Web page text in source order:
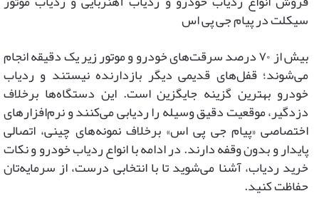
سیکلت در پیام جی پی اس
بیش از ۷۰ درصد سرقت‌های خودرو و موتور زیر یک دقیقه انجام
می‌شوند؛ قفل‌های قدیمی دیگر بازدارنده نیستند و ردیاب
خودرو بهترین گزینه جایگزین است. این دستگاه‌ها برخلاف
دزدگیر، موقعیت دقیق وسیله را ردیابی می‌کنند و نرم‌افزار‌های
اختصاصی «پیام جی پی اس» برخلاف نمونه‌های چینی، اتصالی
پایدار و بدون وقفه دارند. در ادامه با انواع ردیاب خودرو و نکات
خرید ردیاب، آشنا می‌شوید تا با انتخابی درست، از سرمایه‌تان
حفاظت کنید.